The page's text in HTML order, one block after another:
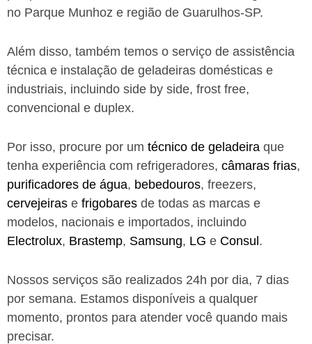
no Parque Munhoz e região de Guarulhos-SP.
Além disso, também temos o serviço de assistência
técnica e instalação de geladeiras domésticas e
industriais, incluindo side by side, frost free,
convencional e duplex.
Por isso, procure por um técnico de geladeira que
tenha experiência com refrigeradores, câmaras frias,
purificadores de água, bebedouros, freezers,
cervejeiras e frigobares de todas as marcas e
modelos, nacionais e importados, incluindo
Electrolux, Brastemp, Samsung, LG e Consul .
Nossos serviços são realizados 24h por dia, 7 dias
por semana. Estamos disponíveis a qualquer
momento, prontos para atender você quando mais
precisar.